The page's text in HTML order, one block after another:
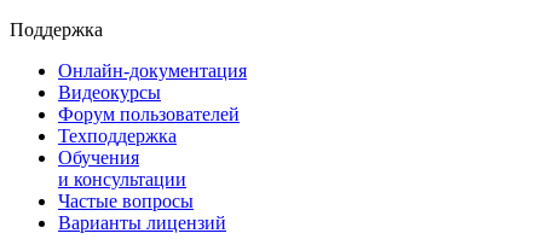
Поддержка
Онлайн-документация
Видеокурсы
Форум пользователей
Техподдержка
Обучения
и консультации
Частые вопросы
Варианты лицензий